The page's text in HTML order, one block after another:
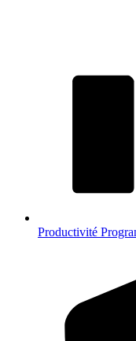
Productivité